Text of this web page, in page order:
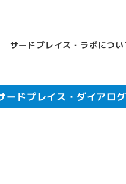
サードプレイス・ラボについ
ドプレイス・ダイアログ